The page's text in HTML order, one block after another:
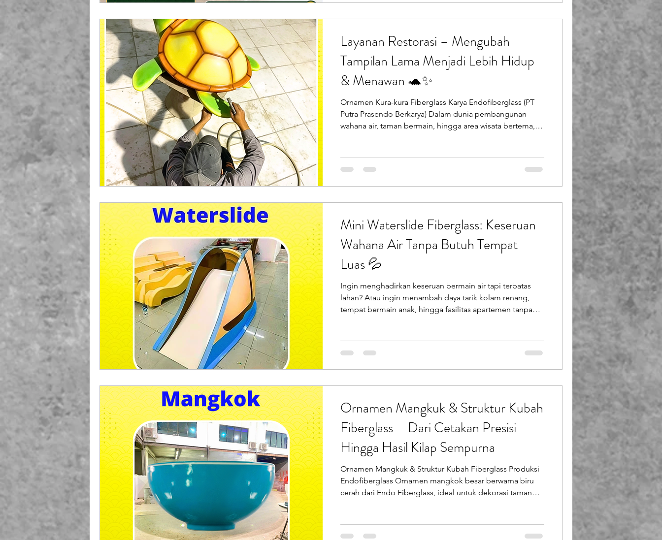
Layanan Restorasi – Mengubah
Tampilan Lama Menjadi Lebih Hidup
& Menawan 🐢✨
Ornamen Kura-kura Fiberglass Karya Endofiberglass (PT
Putra Prasendo Berkarya) Dalam dunia pembangunan
wahana air, taman bermain, hingga area wisata bertema,
lebih akrab, menyenangkan, dan mudah diingat oleh
pengunjung. Salah satu karakter yang paling disukai dan
cocok untuk segala tema laut adalah Kura-kura. Seorang
Mini Waterslide Fiberglass: Keseruan
Wahana Air Tanpa Butuh Tempat
Luas 💦
Ingin menghadirkan keseruan bermain air tapi terbatas
lahan? Atau ingin menambah daya tarik kolam renang,
tempat bermain anak, hingga fasilitas apartemen tanpa
produk fiberglass, kami menghadirkan perosotan air
berukuran kompak yang dirancang khusus agar tetap
Ornamen Mangkuk & Struktur Kubah
Fiberglass – Dari Cetakan Presisi
Hingga Hasil Kilap Sempurna
Ornamen Mangkuk & Struktur Kubah Fiberglass Produksi
Endofiberglass Ornamen mangkok besar berwarna biru
cerah dari Endo Fiberglass, ideal untuk dekorasi taman
bertema, dekorasi area wisata, hingga elemen arsitektur